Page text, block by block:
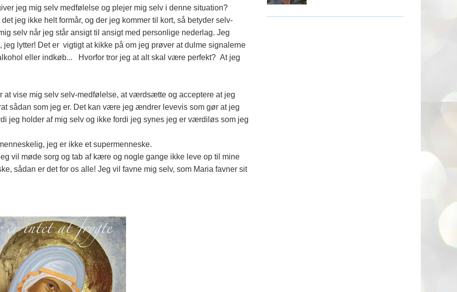
jeg mig selv medfølelse og plejer mig selv i denne situation?
jeg ikke helt formår, og der jeg kommer til kort, så betyder selv-
selv når jeg står ansigt til ansigt med personlige nederlag. Jeg
lytter! Det er vigtigt at kikke på om jeg prøver at dulme signalerne
eller indkøb... Hvorfor tror jeg at alt skal være perfekt? At jeg
at vise mig selv selv-medfølelse, at værdsætte og acceptere at jeg
sådan som jeg er. Det kan være jeg ændrer levevis som gør at jeg
jeg holder af mig selv og ikke fordi jeg synes jeg er værdiløs som jeg
jeg er ikke et supermenneske.
vil møde sorg og tab af kære og nogle gange ikke leve op til mine
sådan er det for os alle! Jeg vil favne mig selv, som Maria favner sit